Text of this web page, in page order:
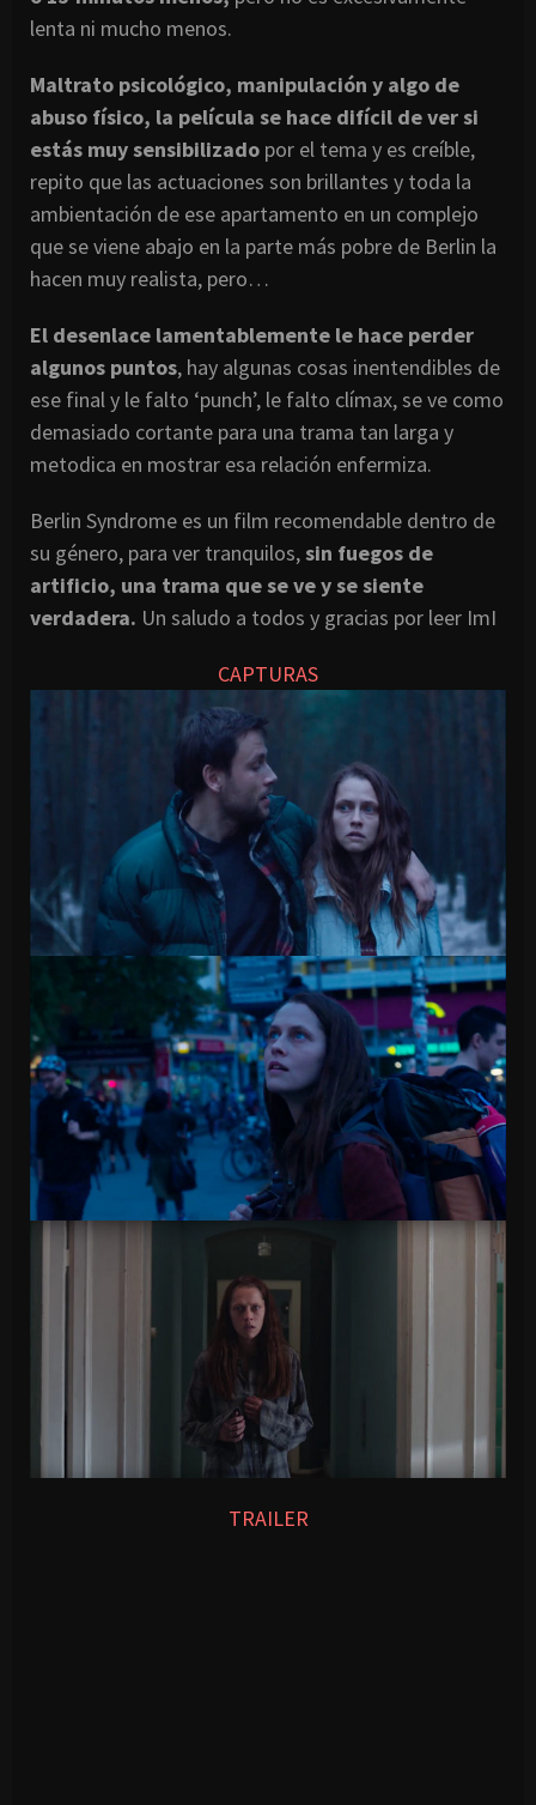
lenta ni mucho menos.
Maltrato psicológico, manipulación y algo de
abuso físico, la película se hace difícil de ver si
estás muy sensibilizado por el tema y es creíble,
repito que las actuaciones son brillantes y toda la
ambientación de ese apartamento en un complejo
que se viene abajo en la parte más pobre de Berlin la
hacen muy realista, pero…
El desenlace lamentablemente le hace perder
algunos puntos, hay algunas cosas inentendibles de
ese final y le falto ‘punch’, le falto clímax, se ve como
demasiado cortante para una trama tan larga y
metodica en mostrar esa relación enfermiza.
Berlin Syndrome es un film recomendable dentro de
su género, para ver tranquilos,sin fuegos de
artificio, una trama que se ve y se siente
verdadera. Un saludo a todos y gracias por leer ImI
CAPTURAS
TRAILER